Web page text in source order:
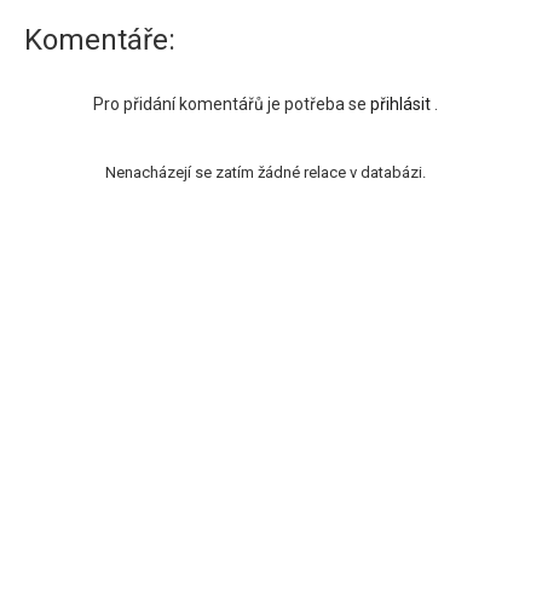
Komentáře:
Pro přidání komentářů je potřeba se přihlásit
Nenacházejí se zatím žádné relace v databázi.